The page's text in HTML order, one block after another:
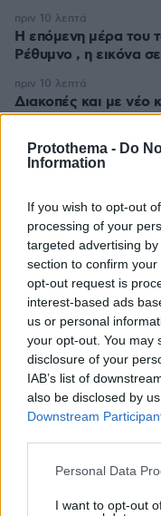
Protothema - Do
Information
If you wish to opt-out
processing of your
targeted advertising
section to confirm
opt-out request is
interest-based ads
us or personal
your opt-out. You may
disclosure of your
IAB’s list of
also be disclosed by
Downstream
Please note that this
not limited to your visit
Personal Data
I want to opt-out
Η επόμενη μέρα του
Ρέθυμνο , η εικόνα
πριν 10 λεπτά
Διακοπές και με νέο
κάνουν;
πριν 10 λεπτά
«Έχουμε και Λέμε»:
πριν 17 λεπτά
Αθλητικές
Άρη και Κηφισιάς -
Η Νατάσα
Μπακλέση στο
οι φίλοι μου κάνουν
πριν 24 λεπτά
Τέλος οι πινακίδες
πριν 25 λεπτά
Linktour ALUMI: Το
τιμή έκπληξη - Δείτε
πριν 25 λεπτά
Συνετρίβη